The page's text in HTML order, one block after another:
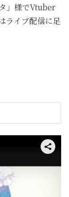
」様でVtuber
ライブ配信に足